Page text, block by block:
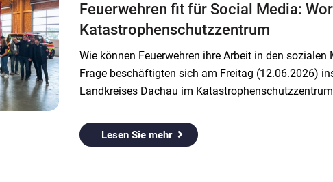
Feuerwehren fit für Social Media:
Katastrophenschutzzentrum
Wie können Feuerwehren ihre Arbeit in den
Frage beschäftigten sich am Freitag (12.06.2026)
Landkreises Dachau im
Lesen Sie mehr